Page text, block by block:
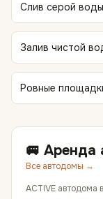
Слив серой воды
Залив чистой
Ровные
🚐 Аренда
Все автодомы →
ACTIVE автодома